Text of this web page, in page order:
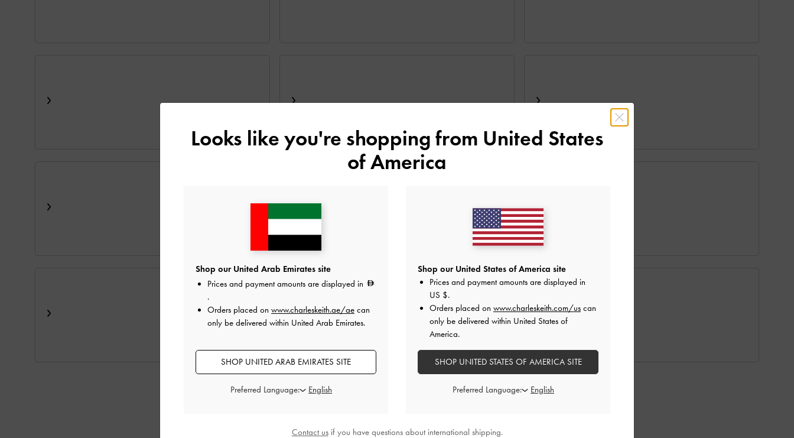
Looks like you're shopping from United States
of America
Shop our United Arab Emirates site
Prices and payment amounts are displayed in
.
Orders placed on www.charleskeith.ae/ae can
only be delivered within United Arab Emirates.
SHOP UNITED ARAB EMIRATES SITE
Preferred Language:
Shop our United States of America site
Prices and payment amounts are displayed in
US $.
Orders placed on www.charleskeith.com/us can
only be delivered within United States of
America.
SHOP UNITED STATES OF AMERICA SITE
Preferred Language:
Contact usif you have questions about international shipping.